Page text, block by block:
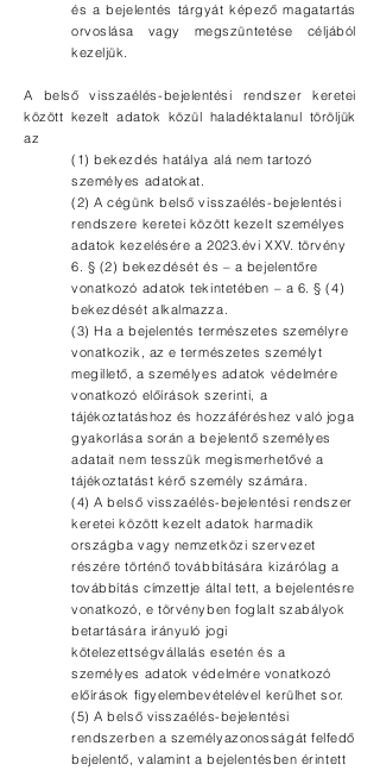
és a bejelentés tárgyát képező magatartás
orvoslása vagy megszüntetése céljából
kezeljük.
A belső visszaélés-bejelentési rendszer keretei
között kezelt adatok közül haladéktalanul töröljük
az
(1) bekezdés hatálya alá nem tartozó
személyes adatokat.
(2) A cégünk belső visszaélés-bejelentési
rendszere keretei között kezelt személyes
adatok kezelésére a 2023.évi XXV. törvény
6. § (2) bekezdését és – a bejelentőre
vonatkozó adatok tekintetében – a 6. § (4)
bekezdését alkalmazza.
(3) Ha a bejelentés természetes személyre
vonatkozik, az e természetes személyt
megillető, a személyes adatok védelmére
vonatkozó előírások szerinti, a
tájékoztatáshoz és hozzáféréshez való joga
gyakorlása során a bejelentő személyes
adatait nem tesszük megismerhetővé a
tájékoztatást kérő személy számára.
(4) A belső visszaélés-bejelentési rendszer
keretei között kezelt adatok harmadik
országba vagy nemzetközi szervezet
részére történő továbbítására kizárólag a
továbbítás címzettje által tett, a bejelentésre
vonatkozó, e törvényben foglalt szabályok
betartására irányuló jogi
kötelezettségvállalás esetén és a
személyes adatok védelmére vonatkozó
előírások figyelembevételével kerülhet sor.
(5) A belső visszaélés-bejelentési
rendszerben a személyazonosságát felfedő
bejelentő, valamint a bejelentésben érintett